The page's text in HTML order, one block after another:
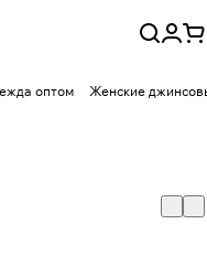
оптом Женские